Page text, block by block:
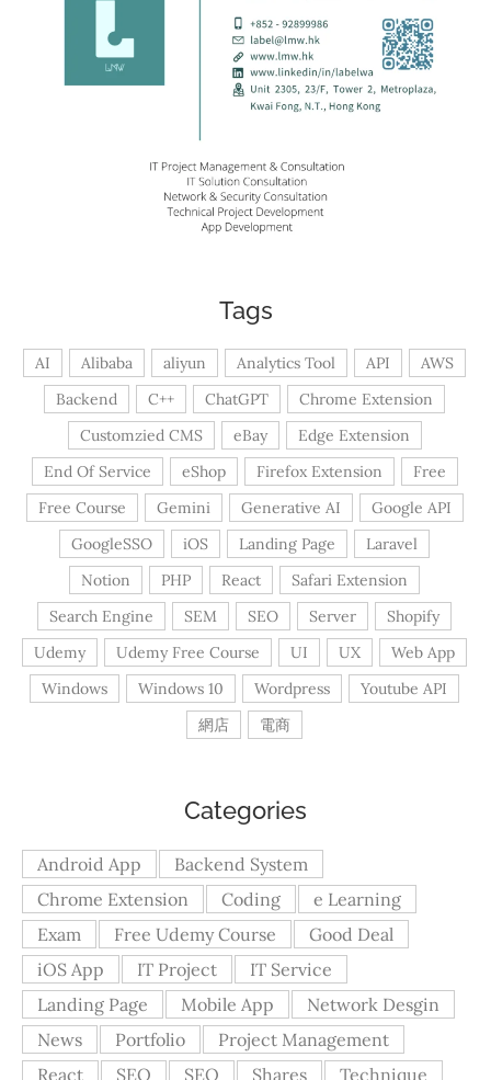
Tags
AI Alibaba aliyun Analytics Tool API
AWS
Backend
C++ ChatGPT
Chrome Extension
Customzied CMS
eBay
Edge Extension
End Of Service
eShop Firefox Extension
Free
Free Course
Gemini Generative AI
Google API
GoogleSSO
iOS Landing Page
Laravel
Notion
PHP React
Safari Extension
Search Engine
SEM SEO Server
Shopify
Udemy
Udemy Free Course UI UX
Web App
Windows
Windows 10 Wordpress
Youtube API
網店
電商
Categories
Android App
Backend System
Chrome Extension
Coding
e Learning
Exam
Free Udemy Course
Good Deal
iOS App
IT Project
IT Service
Landing Page
Mobile App
Network Desgin
News
Portfolio
Project Management
React
SEO SEO Shares Technique